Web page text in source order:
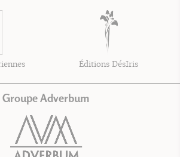
Éditions DésIris
Groupe Adverbum